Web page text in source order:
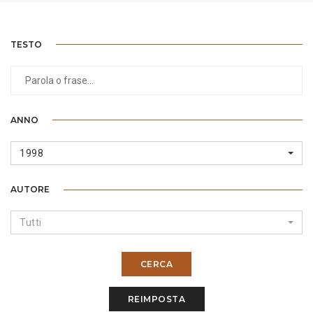
TESTO
ANNO
1998
AUTORE
Tutti
CERCA
REIMPOSTA